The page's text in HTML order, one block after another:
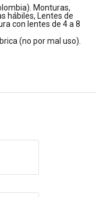
Monturas,
hábiles, Lentes de
con lentes de 4 a 8
(no por mal uso).